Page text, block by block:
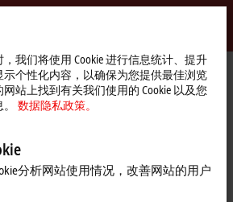
讯 全新经济型运动控制产品
Video
动控制产品
道：倍福美国分公司驱动技术产品经理
我们将使用 Cookie 进行信息统计、提升
个性化内容，以确保为您提供最佳浏览
站上找到有关我们使用的 Cookie 以及您
数据隐私政策。
分析网站使用情况，改善网站的用户